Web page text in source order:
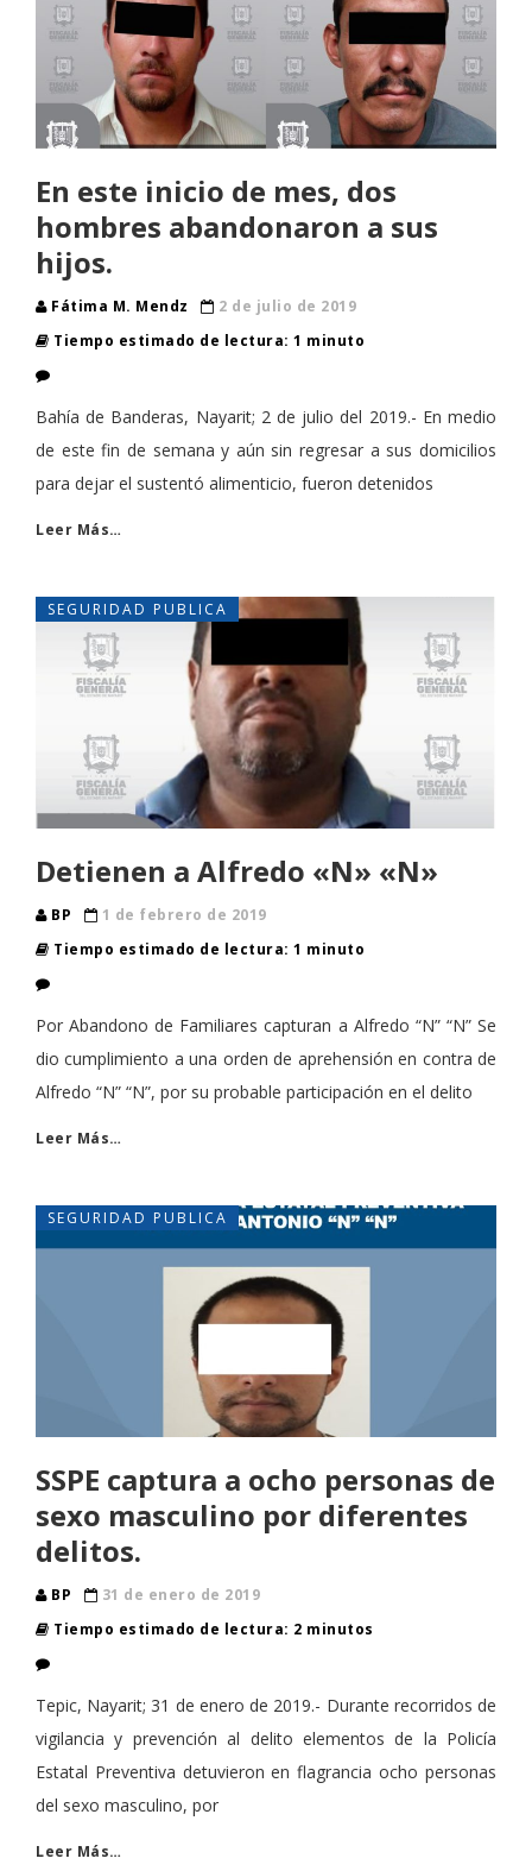
En este inicio de mes, dos
hombres abandonaron a sus
hijos.
Fátima M. Mendz
2 de julio de 2019
Tiempo estimado de lectura: 1 minuto
Bahía de Banderas, Nayarit; 2 de julio del 2019.- En medio
de este fin de semana y aún sin regresar a sus domicilios
para dejar el sustentó alimenticio, fueron detenidos
Leer Más…
SEGURIDAD PUBLICA
Detienen a Alfredo «N» «N»
BP
1 de febrero de 2019
Tiempo estimado de lectura: 1 minuto
Por Abandono de Familiares capturan a Alfredo “N” “N” Se
dio cumplimiento a una orden de aprehensión en contra de
Alfredo “N” “N”, por su probable participación en el delito
Leer Más…
SEGURIDAD PUBLICA
SSPE captura a ocho personas de
sexo masculino por diferentes
delitos.
BP
31 de enero de 2019
Tiempo estimado de lectura: 2 minutos
Tepic, Nayarit; 31 de enero de 2019.- Durante recorridos de
vigilancia y prevención al delito elementos de la Policía
Estatal Preventiva detuvieron en flagrancia ocho personas
del sexo masculino, por
Leer Más…